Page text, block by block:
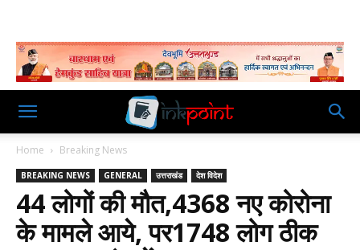
Home Breaking News
BREAKING NEWS GENERAL उत्तराखंड देश विदेश
44 लोगों की मौत,4368 नए कोरोना
के मामले आये, पर1748 लोग ठीक